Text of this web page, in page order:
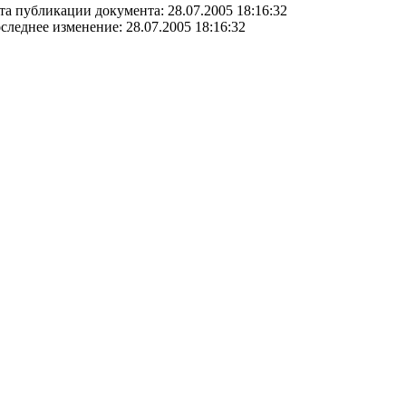
публикации документа: 28.07.2005 18:16:32
изменение: 28.07.2005 18:16:32